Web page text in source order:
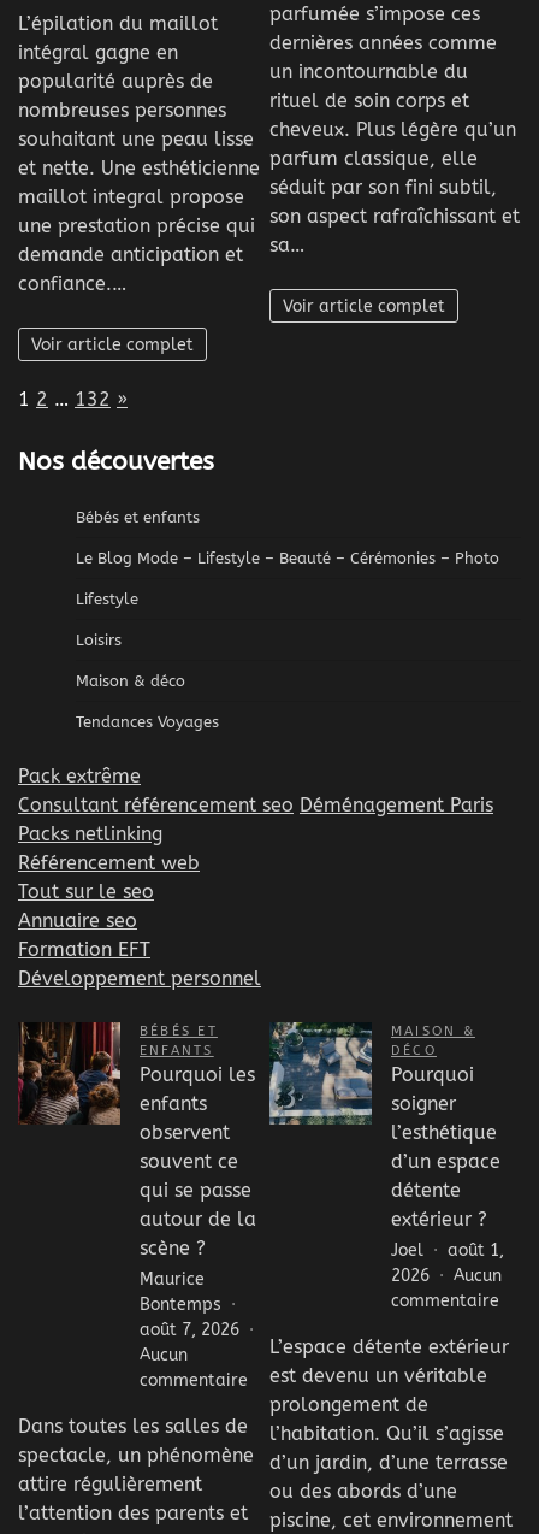
L’épilation du maillot
intégral gagne en
popularité auprès de
nombreuses personnes
souhaitant une peau lisse
et nette. Une esthéticienne
maillot integral propose
une prestation précise qui
demande anticipation et
confiance.…
Voir article complet
parfumée s’impose ces
dernières années comme
un incontournable du
rituel de soin corps et
cheveux. Plus légère qu’un
parfum classique, elle
séduit par son fini subtil,
son aspect rafraîchissant et
sa…
Voir article complet
Page:
1 2 … 132 Next
»
Nos découvertes
Bébés et enfants
Le Blog Mode – Lifestyle – Beauté – Cérémonies – Photo
Lifestyle
Loisirs
Maison & déco
Tendances Voyages
Pack extrême
Consultant référencement seo Déménagement Paris
Packs netlinking
Référencement web
Tout sur le seo
Annuaire seo
Formation EFT
Développement personnel
BÉBÉS ET
ENFANTS
Pourquoi les
enfants
observent
souvent ce
qui se passe
autour de la
scène ?
Maurice
Bontemps
août 7, 2026
Aucun
commentaire sur
Pourquoi
enfants
observent
souvent
Dans toutes les salles de
spectacle, un phénomène
attire régulièrement
l’attention des parents et
MAISON &
DÉCO
Pourquoi
soigner
l’esthétique
d’un espace
détente
extérieur ?
Joel
août 1,
2026
Aucun
commentaire
L’espace détente extérieur
est devenu un véritable
prolongement de
l’habitation. Qu’il s’agisse
d’un jardin, d’une terrasse
ou des abords d’une
piscine, cet environnement